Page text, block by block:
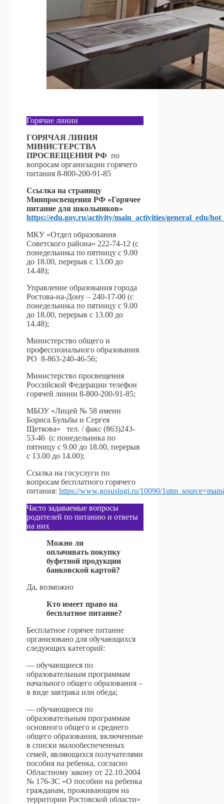
Горячие линии
ГОРЯЧАЯ ЛИНИЯ
МИНИСТЕРСТВА
ПРОСВЕЩЕНИЯ РФ по
вопросам организации горячего
питания 8-800-200-91-85
Ссылка на страницу
Минпросвещения РФ «Горячее
питание для школьников»
https://edu.gov.ru/activity/main_activities/general_edu/
МКУ «Отдел образования
Советского района» 222-74-12 (с
понедельника по пятницу с 9.00
до 18.00, перерыв с 13.00 до
14.48);
Управление образования города
Ростова-на-Дону – 240-17-00 (с
понедельника по пятницу с 9.00
до 18.00, перерыв с 13.00 до
14.48);
Министерство общего и
профессионального образования
РО 8-863-240-46-56;
Министерство просвещения
Российской Федерации телефон
горячей линии 8-800-200-91-85;
МБОУ «Лицей № 58 имени
Бориса Бульбы и Сергея
Щеткова» тел. / факс (863)243-
53-46 (с понедельника по
пятницу с 9.00 до 18.00, перерыв
с 13.00 до 14.00);
Ссылка на госуслуги по
вопросам бесплатного горячего
питания: https://www.gosuslugi.ru/10090/
Часто задаваемые вопросы
родителей по питанию и ответы
на них
Можно ли
оплачивать покупку
буфетной продукции
банковской картой?
Да, возможно
Кто имеет право на
бесплатное питание?
Бесплатное горячее питание
организовано для обучающихся
следующих категорий:
— обучающиеся по
образовательным программам
начального общего образования –
в виде завтрака или обеда;
— обучающиеся по
образовательным программам
основного общего и среднего
общего образования, включенные
в списки малообеспеченных
семей, являющихся получателями
пособия на ребенка, согласно
Областному закону от 22.10.2004
№ 176-ЗС «О пособии на ребенка
гражданам, проживающим на
территории Ростовской области»